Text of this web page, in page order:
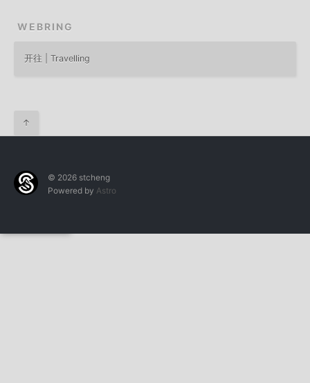
WEBRING
开往 | Travelling
↑
© 2026 stcheng
Powered by Astro